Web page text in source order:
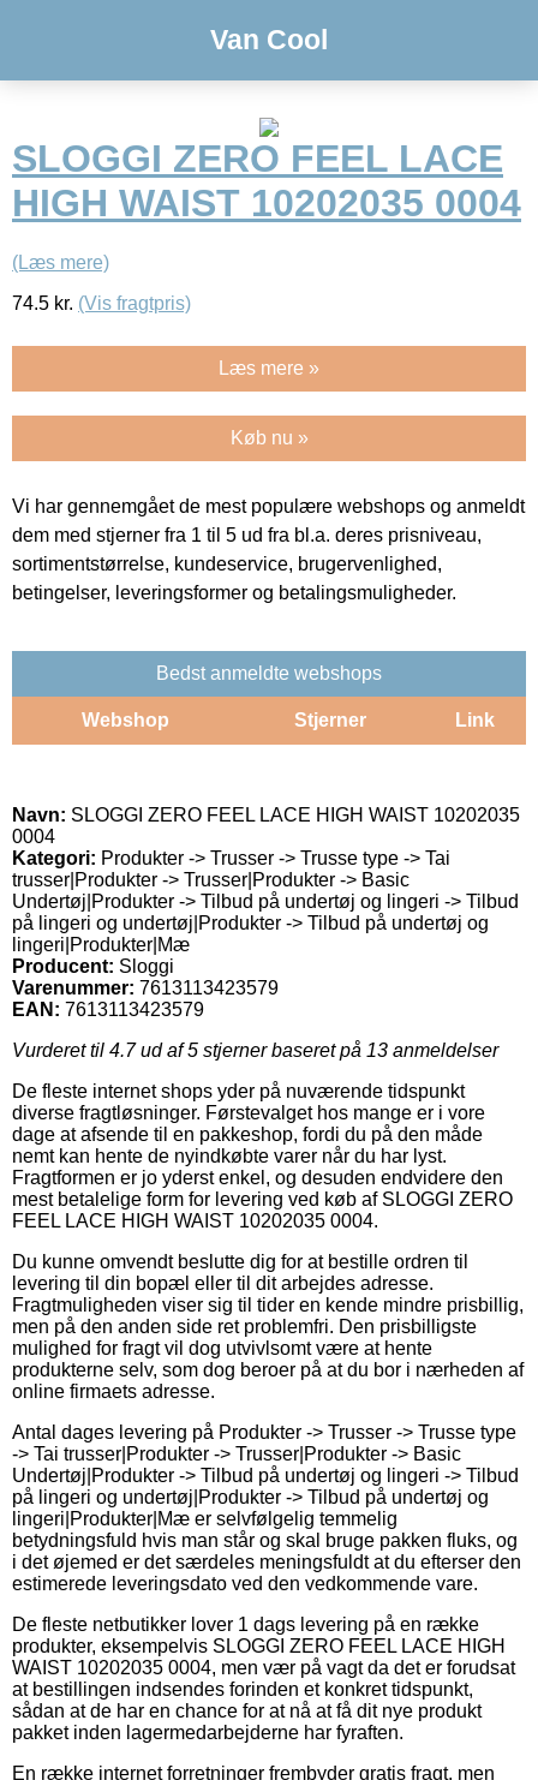
Van Cool
SLOGGI ZERO FEEL LACE
HIGH WAIST 10202035 0004
(Læs mere)
74.5 kr. (Vis fragtpris)
Læs mere »
Køb nu »
Vi har gennemgået de mest populære webshops og anmeldt
dem med stjerner fra 1 til 5 ud fra bl.a. deres prisniveau,
sortimentstørrelse, kundeservice, brugervenlighed,
betingelser, leveringsformer og betalingsmuligheder.
Bedst anmeldte webshops
Webshop Stjerner Link
Navn: SLOGGI ZERO FEEL LACE HIGH WAIST 10202035
0004
Kategori: Produkter -> Trusser -> Trusse type -> Tai
trusser|Produkter -> Trusser|Produkter -> Basic
Undertøj|Produkter -> Tilbud på undertøj og lingeri -> Tilbud
på lingeri og undertøj|Produkter -> Tilbud på undertøj og
lingeri|Produkter|Mæ
Producent: Sloggi
Varenummer: 7613113423579
EAN: 7613113423579
Vurderet til 4.7ud af 5 stjerner baseret på 13 anmeldelser
De fleste internet shops yder på nuværende tidspunkt
diverse fragtløsninger. Førstevalget hos mange er i vore
dage at afsende til en pakkeshop, fordi du på den måde
nemt kan hente de nyindkøbte varer når du har lyst.
Fragtformen er jo yderst enkel, og desuden endvidere den
mest betalelige form for levering ved køb af SLOGGI ZERO
FEEL LACE HIGH WAIST 10202035 0004.
Du kunne omvendt beslutte dig for at bestille ordren til
levering til din bopæl eller til dit arbejdes adresse.
Fragtmuligheden viser sig til tider en kende mindre prisbillig,
men på den anden side ret problemfri. Den prisbilligste
mulighed for fragt vil dog utvivlsomt være at hente
produkterne selv, som dog beroer på at du bor i nærheden af
online firmaets adresse.
Antal dages levering på Produkter -> Trusser -> Trusse type
-> Tai trusser|Produkter -> Trusser|Produkter -> Basic
Undertøj|Produkter -> Tilbud på undertøj og lingeri -> Tilbud
på lingeri og undertøj|Produkter -> Tilbud på undertøj og
lingeri|Produkter|Mæ er selvfølgelig temmelig
betydningsfuld hvis man står og skal bruge pakken fluks, og
i det øjemed er det særdeles meningsfuldt at du efterser den
estimerede leveringsdato ved den vedkommende vare.
De fleste netbutikker lover 1 dags levering på en række
produkter, eksempelvis SLOGGI ZERO FEEL LACE HIGH
WAIST 10202035 0004, men vær på vagt da det er forudsat
at bestillingen indsendes forinden et konkret tidspunkt,
sådan at de har en chance for at nå at få dit nye produkt
pakket inden lagermedarbejderne har fyraften.
En række internet forretninger frembyder gratis fragt, men